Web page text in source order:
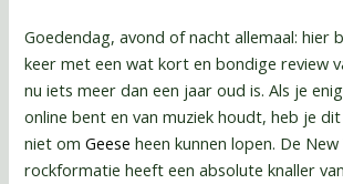
Goedendag, avond of nacht allemaal: hier
keer met een wat kort en bondige review
nu iets meer dan een jaar oud is. Als je
online bent en van muziek houdt, heb je
niet omGeeseheen kunnen lopen. De New
rockformatie heeft een absolute knaller